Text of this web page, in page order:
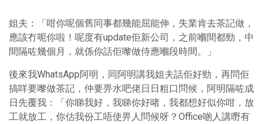
姐夫：「咁你呢個舊同事都幾能屈能伸，失業肯去茶記做，
應該冇呃你啦！呢度有update佢新公司，之前嗰間都勁，中
間隔咗幾個月，就係你話佢嚟做侍應嗰段時間。」
後來我WhatsApp阿明，同阿明講我姐夫話佢好勁，再問佢
搞咩要嚟做茶記，仲要畀水吧佬日日粗口問候，阿明隔咗成
日先覆我：「你睇我好，我睇你好啫，我都想好似你咁，放
工就放工，你估我份工唔使畀人問候呀？Office啲人講嘢有